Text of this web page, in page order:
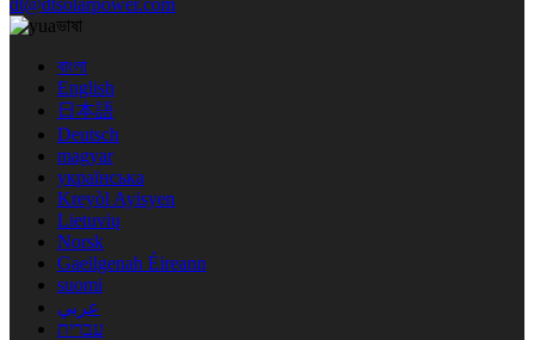
dt@dtsolarpower.com
ভাষা
বাংলা
English
日本語
Deutsch
magyar
українська
Kreyòl Ayisyen
Lietuvių
Norsk
Gaeilgenah Éireann
suomi
عربي
עברית